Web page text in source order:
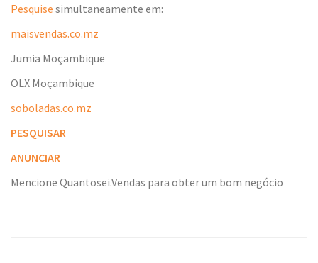
Pesquise simultaneamente em:
maisvendas.co.mz
Jumia Moçambique
OLX Moçambique
soboladas.co.mz
PESQUISAR
ANUNCIAR
Mencione Quantosei.Vendas para obter um bom negócio